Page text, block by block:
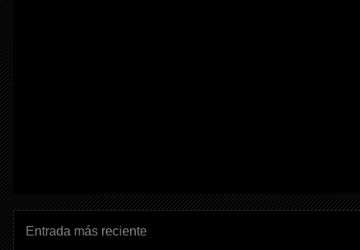
Entrada más reciente